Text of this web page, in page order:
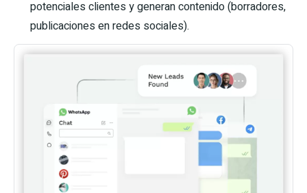
potenciales clientes y generan contenido (borradores,
publicaciones en redes sociales).